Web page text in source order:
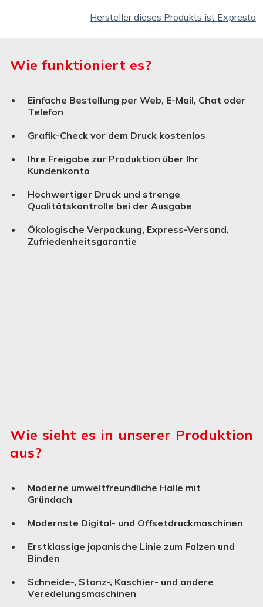
Hersteller dieses Produkts ist Expresta
Wie funktioniert es?
Einfache Bestellung per Web, E-Mail, Chat oder
Telefon
Grafik-Check vor dem Druck kostenlos
Ihre Freigabe zur Produktion über Ihr
Kundenkonto
Hochwertiger Druck und strenge
Qualitätskontrolle bei der Ausgabe
Ökologische Verpackung, Express-Versand,
Zufriedenheitsgarantie
Wie sieht es in unserer Produktion
aus?
Moderne umweltfreundliche Halle mit
Gründach
Modernste Digital- und Offsetdruckmaschinen
Erstklassige japanische Linie zum Falzen und
Binden
Schneide-, Stanz-, Kaschier- und andere
Verede­lungs­ma­schinen